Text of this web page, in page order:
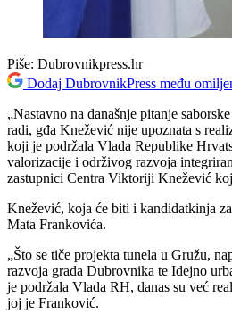
Piše: Dubrovnikpress.hr
Dodaj DubrovnikPress među
„Nastavno na današnje pitanje
radi, gđa Knežević nije upoznata s
koji je podržala Vlada Republike
valorizacije i održivog razvoja
zastupnici Centra Viktoriji Knežević
Knežević, koja će biti i kandidatkinja
Mata Frankovića.
„Što se tiče projekta tunela u Gružu,
razvoja grada Dubrovnika te Idejno
je podržala Vlada RH, danas su već
joj je Franković.